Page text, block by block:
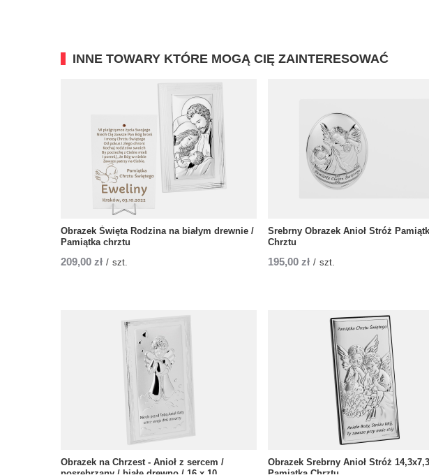
INNE TOWARY KTÓRE MOGĄ CIĘ ZAINTERESOWAĆ
Obrazek Święta Rodzina na białym drewnie /
Pamiątka chrztu
209,00 zł / szt.
Srebrny Obrazek Anioł Stróż
Chrztu
195,00 zł / szt.
Obrazek na Chrzest - Anioł z sercem /
Obrazek Srebrny Anioł Stróż